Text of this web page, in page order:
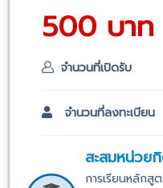
500 บาท
จำนวนที่เปิดรับ
จำนวนที่ลงทะเบียน
สะสมหน่วย
การเรียนหลักสู